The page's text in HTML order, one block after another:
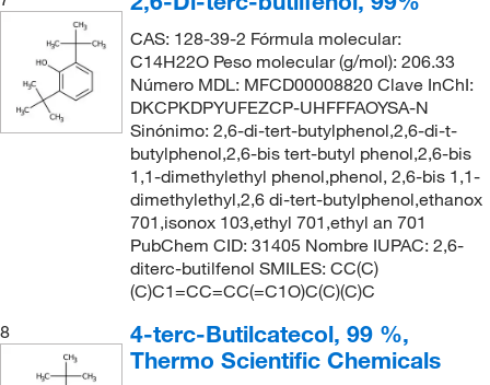
CAS: 128-39-2 Fórmula molecular:
C14H22O Peso molecular (g/mol): 206.33
Número MDL: MFCD00008820 Clave InChI:
DKCPKDPYUFEZCP-UHFFFAOYSA-N
Sinónimo: 2,6-di-tert-butylphenol,2,6-di-t-
butylphenol,2,6-bis tert-butyl phenol,2,6-bis
1,1-dimethylethyl phenol,phenol, 2,6-bis 1,1-
dimethylethyl,2,6 di-tert-butylphenol,ethanox
701,isonox 103,ethyl 701,ethyl an 701
PubChem CID: 31405 Nombre IUPAC: 2,6-
diterc-butilfenol SMILES: CC(C)
(C)C1=CC=CC(=C1O)C(C)(C)C
8
4-terc-Butilcatecol, 99 %,
Thermo Scientific Chemicals